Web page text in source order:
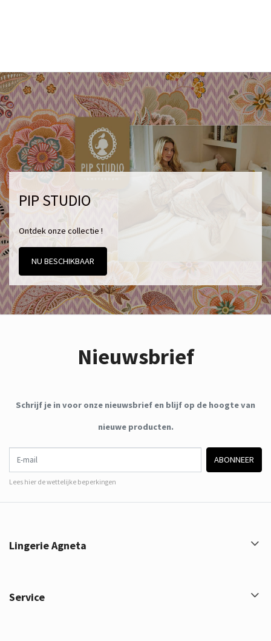
PIP STUDIO
Ontdek onze collectie !
NU BESCHIKBAAR
Nieuwsbrief
Schrijf je in voor onze nieuwsbrief en blijf op de hoogte van
nieuwe producten.
ABONNEER
Lees hier de wettelijke beperkingen
Lingerie Agneta
Service